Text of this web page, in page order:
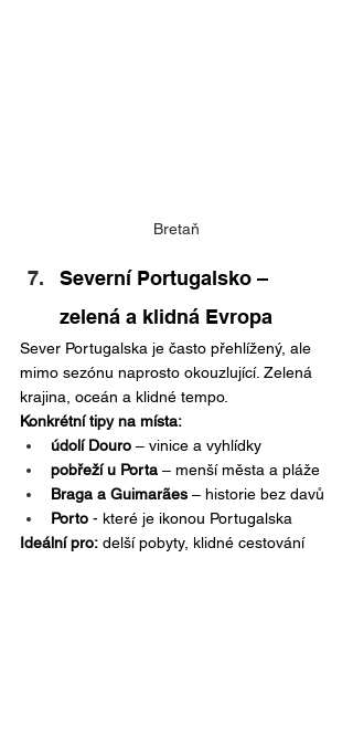
Bretaň
Severní Portugalsko –
zelená a klidná Evropa
Sever Portugalska je často přehlížený, ale
mimo sezónu naprosto okouzlující. Zelená
krajina, oceán a klidné tempo.
Konkrétní tipy na místa:
údolí Douro – vinice a vyhlídky
pobřeží u Porta – menší města a pláže
Braga a Guimarães – historie bez davů
Porto - které je ikonou Portugalska
Ideální pro: delší pobyty, klidné cestování